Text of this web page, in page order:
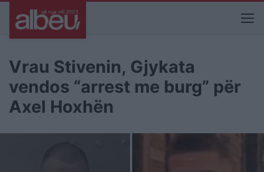
Vrau Stivenin, Gjykata
vendos “arrest me burg” për
Axel Hoxhën